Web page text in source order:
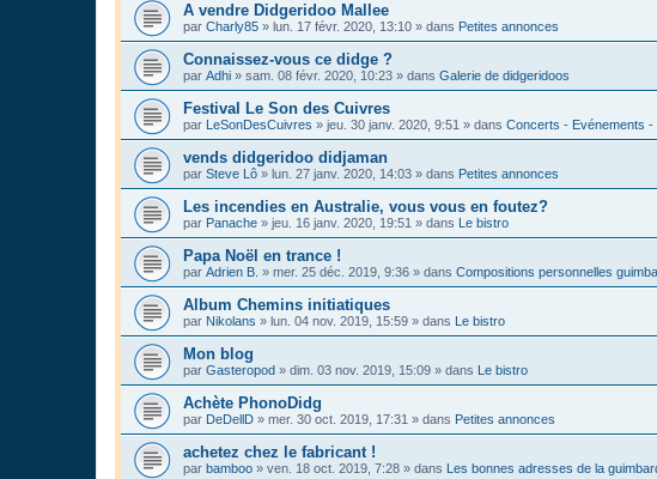
A vendre Didgeridoo Mallee
par Charly85 » lun. 17 févr. 2020, 13:10 » dans Petites annonces
Connaissez-vous ce didge ?
par Adhi » sam. 08 févr. 2020, 10:23 » dans Galerie de didgeridoos
Festival Le Son des Cuivres
par LeSonDesCuivres » jeu. 30 janv. 2020, 9:51 » dans Concerts - Evénements
vends didgeridoo didjaman
par Steve Lô » lun. 27 janv. 2020, 14:03 » dans Petites annonces
Les incendies en Australie, vous vous en foutez?
par Panache » jeu. 16 janv. 2020, 19:51 » dans Le bistro
Papa Noël en trance !
par Adrien B. » mer. 25 déc. 2019, 9:36 » dans Compositions personnelles
Album Chemins initiatiques
par Nikolans » lun. 04 nov. 2019, 15:59 » dans Le bistro
Mon blog
par Gasteropod » dim. 03 nov. 2019, 15:09 » dans Le bistro
Achète PhonoDidg
par DeDellD » mer. 30 oct. 2019, 17:31 » dans Petites annonces
achetez chez le fabricant !
par bamboo » ven. 18 oct. 2019, 7:28 » dans Les bonnes adresses de la